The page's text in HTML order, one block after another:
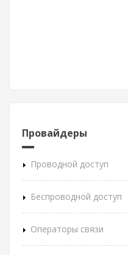
Провайдеры
Проводной доступ
Беспроводной доступ
Операторы связи